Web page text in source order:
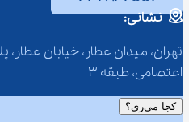
نشانی:
اعتصامی، طبقه 3
کجا می‌ری؟